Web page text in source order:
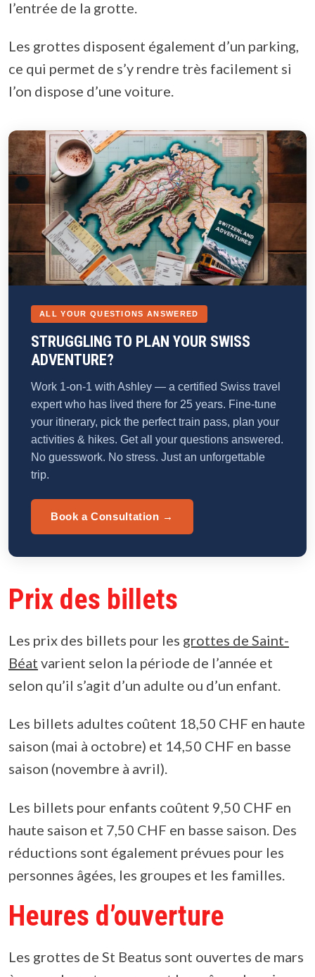
l’entrée de la grotte.
Les grottes disposent également d’un parking,
ce qui permet de s’y rendre très facilement si
l’on dispose d’une voiture.
ALL YOUR QUESTIONS ANSWERED
STRUGGLING TO PLAN YOUR SWISS
ADVENTURE?
Work 1-on-1 with Ashley — a certified Swiss travel
expert who has lived there for 25 years. Fine-tune
your itinerary, pick the perfect train pass, plan your
activities & hikes. Get all your questions answered.
No guesswork. No stress. Just an unforgettable
trip.
Book a Consultation →
Prix des billets
Les prix des billets pour les grottes de Saint-
Béat varient selon la période de l’année et
selon qu’il s’agit d’un adulte ou d’un enfant.
Les billets adultes coûtent 18,50 CHF en haute
saison (mai à octobre) et 14,50 CHF en basse
saison (novembre à avril).
Les billets pour enfants coûtent 9,50 CHF en
haute saison et 7,50 CHF en basse saison. Des
réductions sont également prévues pour les
personnes âgées, les groupes et les familles.
Heures d’ouverture
Les grottes de St Beatus sont ouvertes de mars